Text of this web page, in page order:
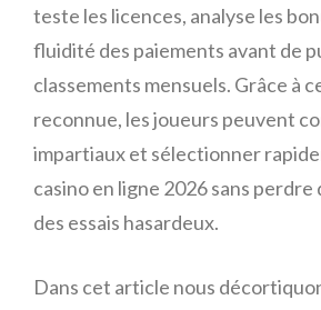
teste les licences, analyse les
fluidité des paiements avant de
classements mensuels. Grâce à
reconnue, les joueurs peuvent
impartiaux et sélectionner
casino en ligne 2026 sans perdre
des essais hasardeux.
Dans cet article nous